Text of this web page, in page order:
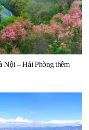
Nội – Hải Phòng thêm